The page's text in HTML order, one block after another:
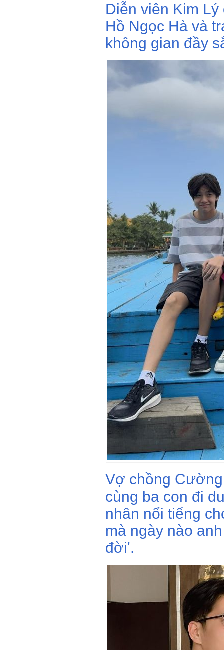
Diễn viên Kim
Hồ Ngọc Hà và
không gian đầy
Vợ chồng
cùng ba con đi
nhân nổi tiếng
mà ngày nào
đời'.